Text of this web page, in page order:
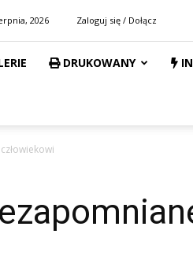
2026 Zaloguj się / Dołącz
DRUKOWANY